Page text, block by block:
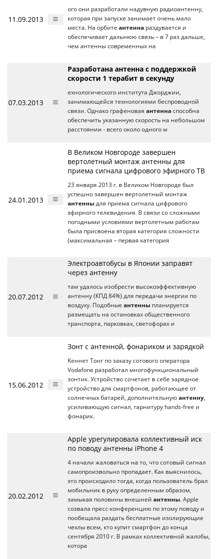
11.09.2013
ого они разработали надувную радиоантенну,
которая при запуске занимает очень мало
места. На орбите антенна раздувается и
обеспечивает дальнюю связь – в 7 раз дальше,
чем антенны современных на
07.03.2013
Разработана антенна с поддержкой
скорости 1 терабит в секунду
ехнологического института Джорджии,
занимающейся технологиями беспроводной
связи. Однако графеновая антенна способна
обеспечить указанную скорость на небольшом
расстоянии - всего около одного м
24.01.2013
В Великом Новгороде завершен
вертолетный монтаж антенны для
приема сигнала цифрового эфирного ТВ
23 января 2013 г. в Великом Новгороде был
успешно завершен вертолетный монтаж
антенны для приема сигнала цифрового
эфирного телевидения. В связи со сложными
погодными условиями вертолетным работам
была присвоена вторая категория сложности
(максимальная – первая категория
20.07.2012
Электроавтобусы в Японии заправят
через антенну
там удалось изобрести высокоэффективную
антенну (КПД 84%) для передачи энергии по
воздуху. Подобные антенны планируется
размещать на остановках общественного
транспорта, парковках, светофорах и
15.06.2012
Зонт с антенной, фонариком и зарядкой
Кеннет Тонг по заказу сотового оператора
Vodafone разработал многофункциональный
зонтик. Устройство сочетает в себе зарядное
устройство для смартфонов, работающее от
солнечных батарей, дополнительную антенну,
усиливающую сигнал, гарнитуру hands-free и
фонарик.
20.02.2012
Apple урегулировала коллективный иск
по поводу антенны iPhone 4
4 начали жаловаться на то, что сотовый сигнал
самопроизвольно пропадает. Как выяснилось,
это происходило тогда, когда пользователь брал
мобильник в руку определенным образом,
замыкая половины внешней антенны. Apple
созвала пресс-конференцию по этому поводу и
пообещала раздать бесплатные изолирующие
чехлы всем, кто купит смартфон до конца
сентября 2010 г. В рамках коллективной жалобы,
котора